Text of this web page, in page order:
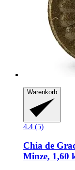
Warenkorb
4.4 (5)
Chia de
Minze, 1,60